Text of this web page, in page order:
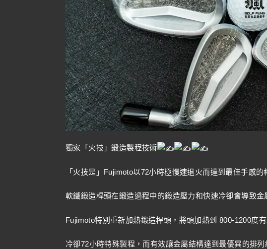
獨家「火技」鍛造製程技術
「火技是」Fujimoto以72小時極慢速退火而達到最佳手感的
軟鐵鍛造桿頭在鍛造過程中的鍛造壓力和快速冷卻會導致金
Fujimoto特別重新加熱鍛造桿頭，將頭加熱到 800-1200度
冷卻72小時特殊製程，而有效讓金屬結構達到最優異的排列